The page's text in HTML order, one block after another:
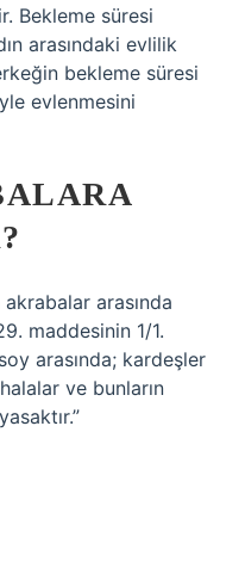
Bekleme süresi
arasındaki evlilik
bekleme süresi
evlenmesini
arasında
maddesinin 1/1.
arasında; kardeşler
ve bunların